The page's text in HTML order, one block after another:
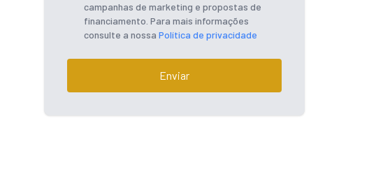
campanhas de marketing e propostas de
financiamento. Para mais informações
consulte a nossa Política de privacidade
Enviar